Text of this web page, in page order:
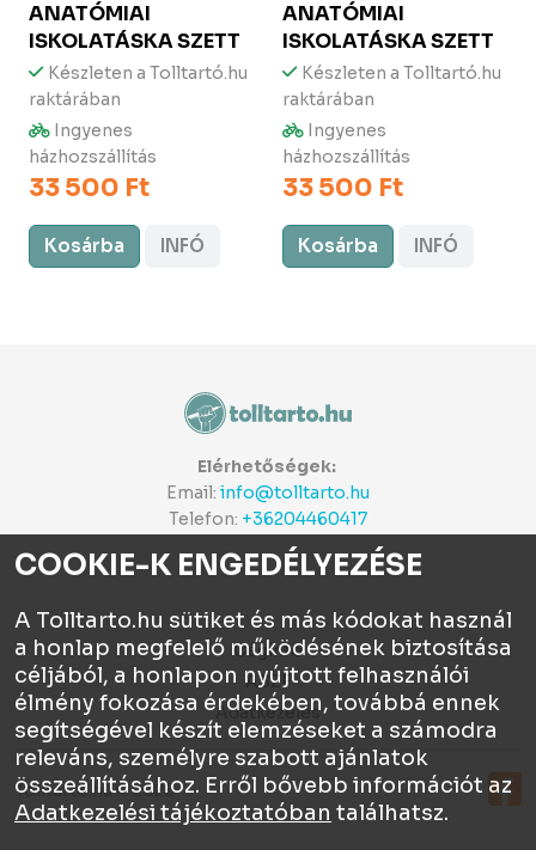
ANATÓMIAI
ISKOLATÁSKA SZETT
Készleten a Tolltartó.hu
raktárában
Ingyenes
házhozszállítás
33 500 Ft
Kosárba INFÓ
ANATÓMIAI
ISKOLATÁSKA SZETT
Készleten a Tolltartó.hu
raktárában
Ingyenes
házhozszállítás
33 500 Ft
Kosárba INFÓ
Elérhetőségek:
Email: info@tolltarto.hu
Telefon: +36204460417
Céginfo
ÁSZF
Adatkezelés
Tolltartó.hu © 2026
COOKIE-K ENGEDÉLYEZÉSE
A Tolltarto.hu sütiket és más kódokat használ
a honlap megfelelő működésének biztosítása
céljából, a honlapon nyújtott felhasználói
élmény fokozása érdekében, továbbá ennek
segítségével készít elemzéseket a számodra
releváns, személyre szabott ajánlatok
összeállításához. Erről bővebb információt az
Adatkezelési tájékoztatóban találhatsz.